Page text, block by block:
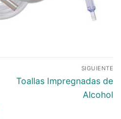
SIGUIENTE
Entrada
Toallas Impregnadas de
Alcohol